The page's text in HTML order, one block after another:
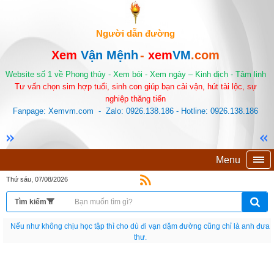
Người dẫn đường
Xem Vận Mệnh- xemVM.com
Website số 1 về Phong thủy - Xem bói - Xem ngày – Kinh dịch - Tâm linh
Tư vấn chọn sim hợp tuổi, sinh con giúp bạn cải vận, hút tài lộc, sự
nghiệp thăng tiến
Fanpage: Xemvm.com - Zalo: 0926.138.186 - Hotline: 0926.138.186
Menu
Thứ sáu, 07/08/2026
Bạn sinh ra là một nguyên bản. Đừng chết đi như một bản sao.